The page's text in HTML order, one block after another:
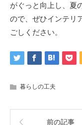
がぐっと向上し、夏
ので、ぜひインテリ
ごしください。
暮らしの工夫
前の記事